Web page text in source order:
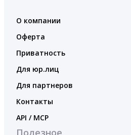
О компании
Оферта
Приватность
Для юр.лиц
Для партнеров
Контакты
API / MCP
Полезное